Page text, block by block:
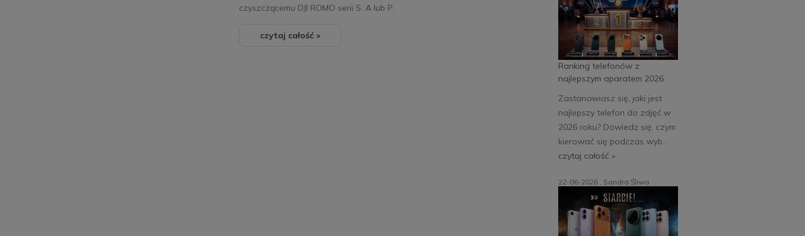
czyszczącemu DJI ROMO serii S, A lub P.
czytaj całość »
Ranking telefonów z
najlepszym aparatem 2026
Zastanawiasz się, jaki jest
najlepszy telefon do zdjęć w
2026 roku? Dowiedz się, czym
kierować się podczas wyb...
czytaj całość »
22-06-2026 , Sandra Śliwa